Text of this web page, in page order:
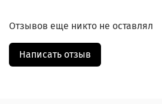
Отзывов еще никто не оставлял
Написать отзыв